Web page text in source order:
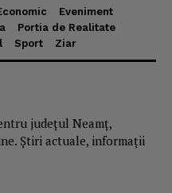
Eveniment
Portia de Realitate
Sport Ziar
județul Neamț,
Știri actuale, informații